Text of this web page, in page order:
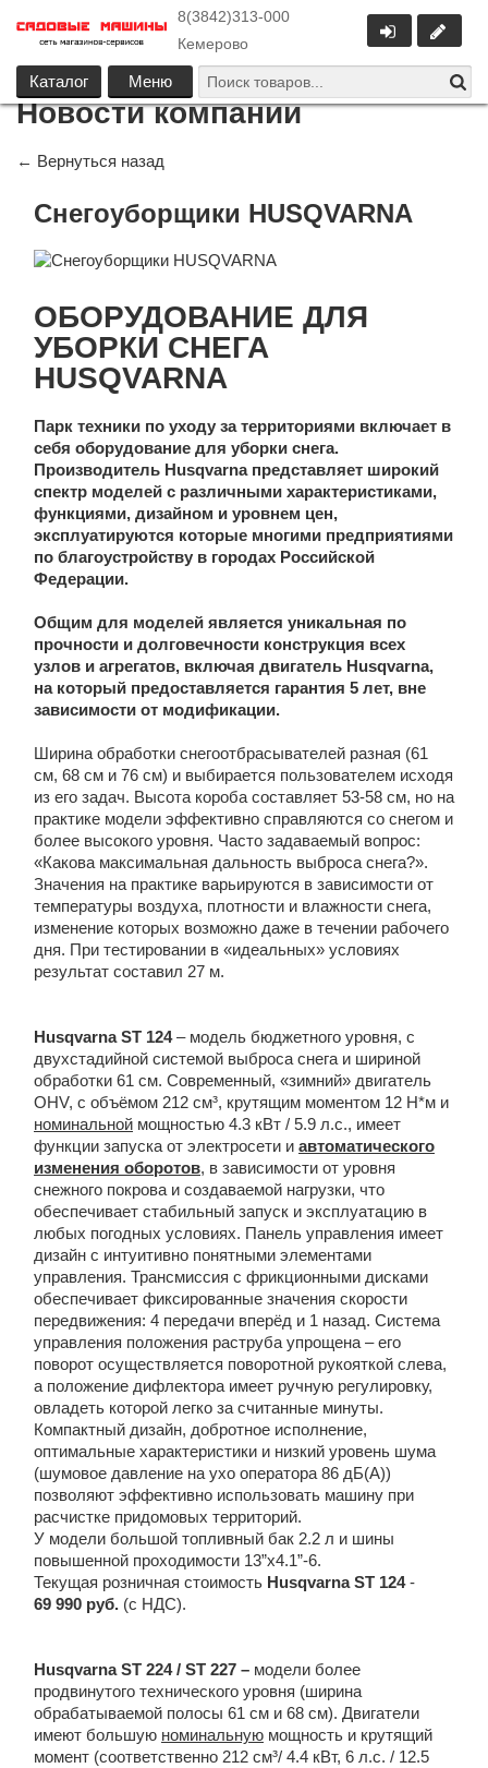
8(3842)313-000
Кемерово
Каталог Меню
Новости компании
← Вернуться назад
Снегоуборщики HUSQVARNA
ОБОРУДОВАНИЕ ДЛЯ
УБОРКИ СНЕГА
HUSQVARNA
Парк техники по уходу за территориями включает в
себя оборудование для уборки снега.
Производитель Husqvarnaпредставляет широкий
спектр моделей с различными характеристиками,
функциями, дизайном и уровнем цен,
эксплуатируются которые многими предприятиями
по благоустройству в городах Российской
Федерации.
Общим для моделей является уникальная по
прочности и долговечности конструкция всех
узлов и агрегатов, включая двигатель Husqvarna,
на который предоставляется гарантия 5 лет, вне
зависимости от модификации.
Ширина обработки снегоотбрасывателей разная (61
см, 68 см и 76 см) и выбирается пользователем исходя
из его задач. Высота короба составляет 53-58 см, но на
практике модели эффективно справляются со снегом и
более высокого уровня. Часто задаваемый вопрос:
«Какова максимальная дальность выброса снега?».
Значения на практике варьируются в зависимости от
температуры воздуха, плотности и влажности снега,
изменение которых возможно даже в течении рабочего
дня. При тестировании в «идеальных» условиях
результат составил 27 м.
HusqvarnaST 124– модель бюджетного уровня, с
двухстадийной системой выброса снега и шириной
обработки 61 см. Современный, «зимний» двигатель
OHV, с объёмом 212 cм³, крутящим моментом 12 Н*м и
номинальной мощностью 4.3 кВт / 5.9 л.с., имеет
функции запуска от электросети и автоматического
изменения оборотов, в зависимости от уровня
снежного покрова и создаваемой нагрузки, что
обеспечивает стабильный запуск и эксплуатацию в
любых погодных условиях. Панель управления имеет
дизайн с интуитивно понятными элементами
управления. Трансмиссия с фрикционными дисками
обеспечивает фиксированные значения скорости
передвижения: 4 передачи вперёд и 1 назад. Система
управления положения раструба упрощена – его
поворот осуществляется поворотной рукояткой слева,
а положение дифлектора имеет ручную регулировку,
овладеть которой легко за считанные минуты.
Компактный дизайн, добротное исполнение,
оптимальные характеристики и низкий уровень шума
(шумовое давление на ухо оператора 86 дБ(А))
позволяют эффективно использовать машину при
расчистке придомовых территорий.
У модели большой топливный бак 2.2 л и шины
повышенной проходимости 13”x4.1”-6.
Текущая розничная стоимость HusqvarnaST 124 -
69 990 руб. (с НДС).
HusqvarnaST 224 / ST 227 – модели более
продвинутого технического уровня (ширина
обрабатываемой полосы 61 см и 68 см). Двигатели
имеют большую номинальную мощность и крутящий
момент (соответственно 212 cм³/ 4.4 кВт, 6 л.с. / 12.5